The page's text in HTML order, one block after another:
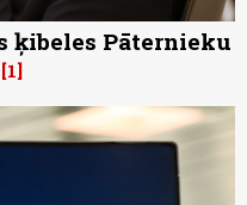
ķibeles Pāternieku
1